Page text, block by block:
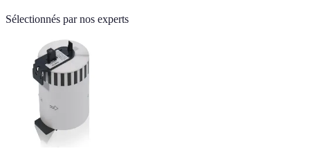
Sélectionnés par nos experts